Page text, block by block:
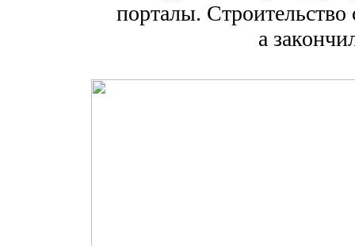
порталы. Строительство
а